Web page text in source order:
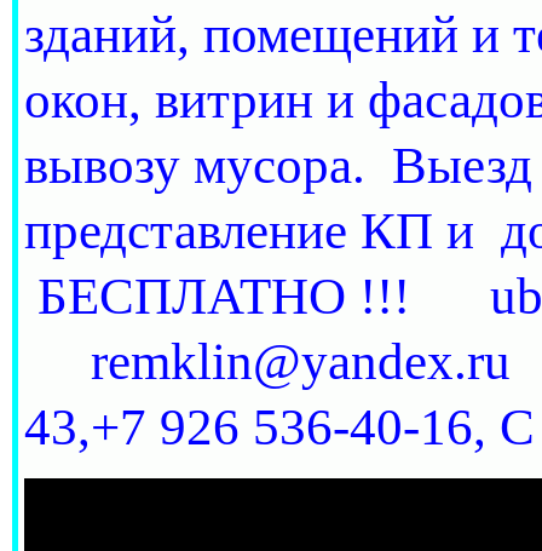
зданий, помещений и
окон, витрин и
вывозу мусора. Выезд
представление КП
БЕСПЛАТНО !!!
43,+7 926 536-40-16,